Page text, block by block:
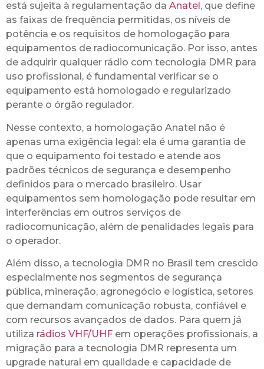
está sujeita à regulamentação da Anatel , que define
as faixas de frequência permitidas, os níveis de
potência e os requisitos de homologação para
equipamentos de radiocomunicação. Por isso, antes
de adquirir qualquer rádio com tecnologia DMR para
uso profissional, é fundamental verificar se o
equipamento está homologado e regularizado
perante o órgão regulador.
Nesse contexto, a homologação Anatel não é
apenas uma exigência legal: ela é uma garantia de
que o equipamento foi testado e atende aos
padrões técnicos de segurança e desempenho
definidos para o mercado brasileiro. Usar
equipamentos sem homologação pode resultar em
interferências em outros serviços de
radiocomunicação, além de penalidades legais para
o operador.
Além disso, a tecnologia DMR no Brasil tem crescido
especialmente nos segmentos de segurança
pública, mineração, agronegócio e logística, setores
que demandam comunicação robusta, confiável e
com recursos avançados de dados. Para quem já
utiliza rádios VHF/UHF em operações profissionais, a
migração para a tecnologia DMR representa um
upgrade natural em qualidade e capacidade de